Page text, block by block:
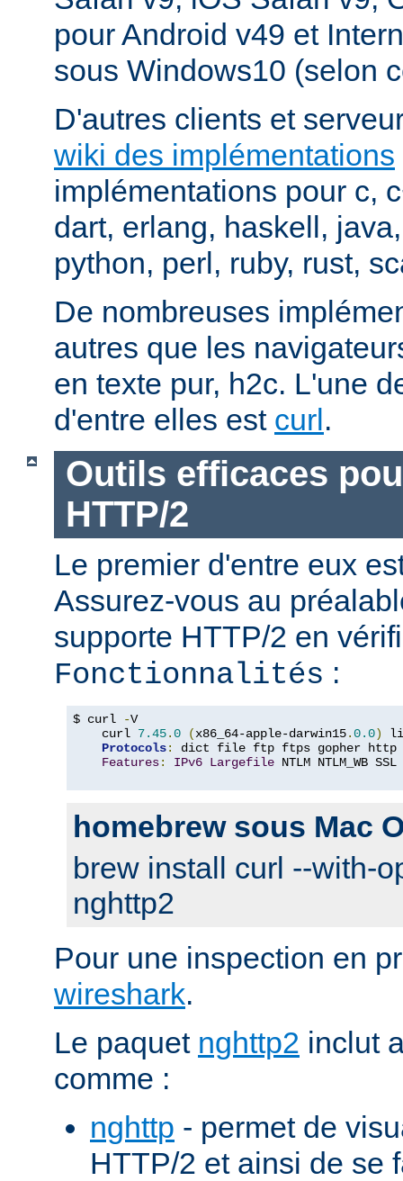
pour Android v49 et
sous Windows10 (selon
D'autres clients et
wiki des implémentations
implémentations pour c,
dart, erlang, haskell,
python, perl, ruby, rust,
De nombreuses
autres que les
en texte pur, h2c. L'une
d'entre elles est curl.
Outils efficaces
HTTP/2
Le premier d'entre eux
Assurez-vous au
supporte HTTP/2 en
Fonctionnalités :
$ curl -V
    curl
7.45.0 (x86_64-apple-darwin15.0.0)
Protocols:
dict file ftp ftps gopher http
Features: IPv6 Largefile NTLM NTLM_WB
homebrew sous Mac
brew install curl --with-
nghttp2
Pour une inspection en
wireshark.
Le paquet nghttp2 inclut
comme :
nghttp - permet de
HTTP/2 et ainsi de se